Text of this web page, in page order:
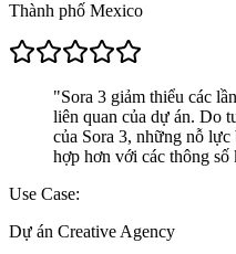
Thành phố Mexico
"Sora 3 giảm thiểu các
liên quan của dự án. Do
của Sora 3, những nỗ
hợp hơn với các thông số
Use Case:
Dự án Creative Agency